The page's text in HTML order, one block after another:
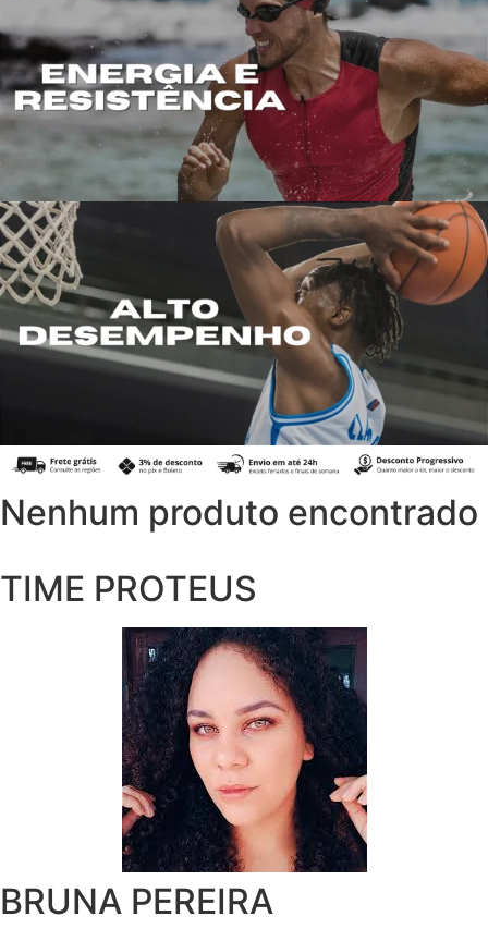
Nenhum produto encontrado
TIME PROTEUS
BRUNA PEREIRA